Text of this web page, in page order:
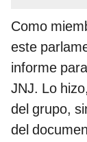
Como
este
informe
JNJ. Lo
del grupo,
del